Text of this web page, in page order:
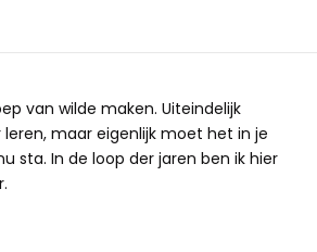
van wilde maken. Uiteindelijk
maar eigenlijk moet het in je
sta. In de loop der jaren ben ik hier